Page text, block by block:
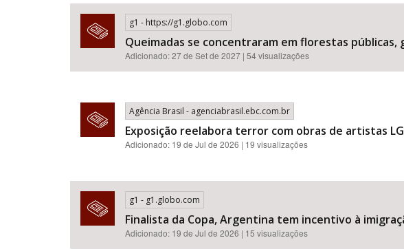
g1 - https://g1.globo.com
Queimadas se concentraram em florestas
Adicionado: 27 de Set de 2027 | 54 visualizações
Agência Brasil - agenciabrasil.ebc.com.br
Exposição reelabora terror com obras de artistas
Adicionado: 19 de Jul de 2026 | 19 visualizações
g1 - g1.globo.com
Finalista da Copa, Argentina tem incentivo à
Adicionado: 19 de Jul de 2026 | 15 visualizações